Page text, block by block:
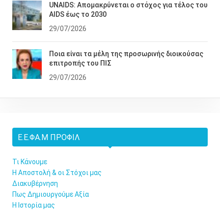
UNAIDS: Απομακρύνεται ο στόχος για τέλος του
AIDS έως το 2030
29/07/2026
Ποια είναι τα μέλη της προσωρινής διοικούσας
επιτροπής του ΠΙΣ
29/07/2026
Ε.Ε.ΦΑ.Μ ΠΡΟΦΊΛ
Τι Κάνουμε
Η Αποστολή & οι Στόχοι μας
Διακυβέρνηση
Πως Δημιουργούμε Αξία
Η Ιστορία μας